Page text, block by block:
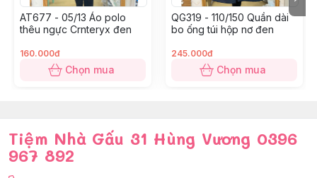
AT677 - 05/13 Áo polo
thêu ngực Crnteryx đen
160.000đ
Chọn mua
QG319 - 110/150 Quần dài
bo ống túi hộp nơ đen
245.000đ
Chọn mua
Tiệm Nhà Gấu 31 Hùng Vương 0396
967 892